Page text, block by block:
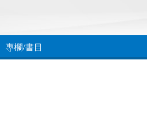
專欄/書目